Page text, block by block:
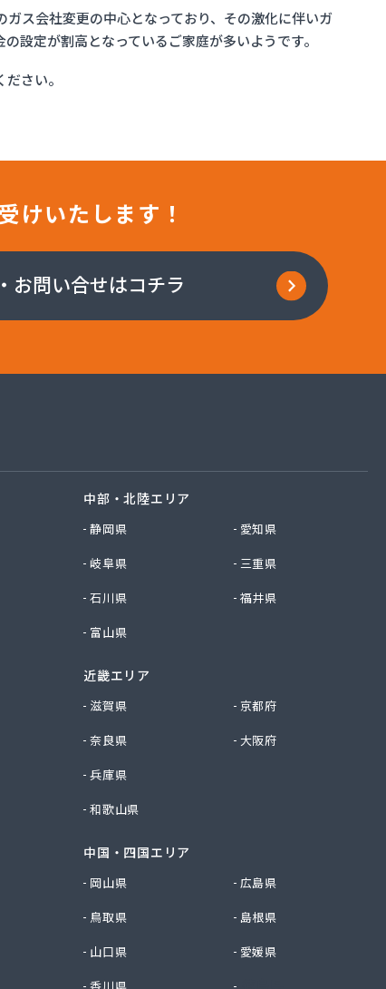
ス会社変更の中心となっており、その激化に伴いガ
設定が割高となっているご家庭が多いようです。
さい。
けいたします！
お問い合せはコチラ
中部・北陸エリア
静岡県
愛知県
岐阜県
三重県
石川県
福井県
富山県
近畿エリア
滋賀県
京都府
奈良県
大阪府
兵庫県
和歌山県
中国・四国エリア
岡山県
広島県
鳥取県
島根県
山口県
愛媛県